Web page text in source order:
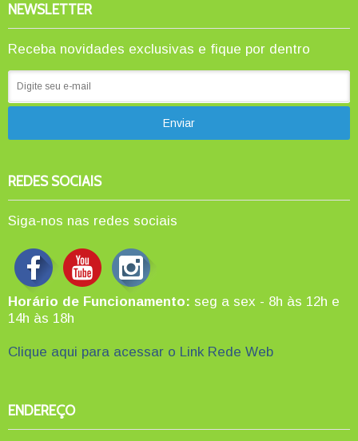
NEWSLETTER
Receba novidades exclusivas e fique por dentro
REDES SOCIAIS
Siga-nos nas redes sociais
Horário de Funcionamento: seg a sex - 8h às 12h e
14h às 18h
Clique aqui para acessar o Link Rede Web
ENDEREÇO